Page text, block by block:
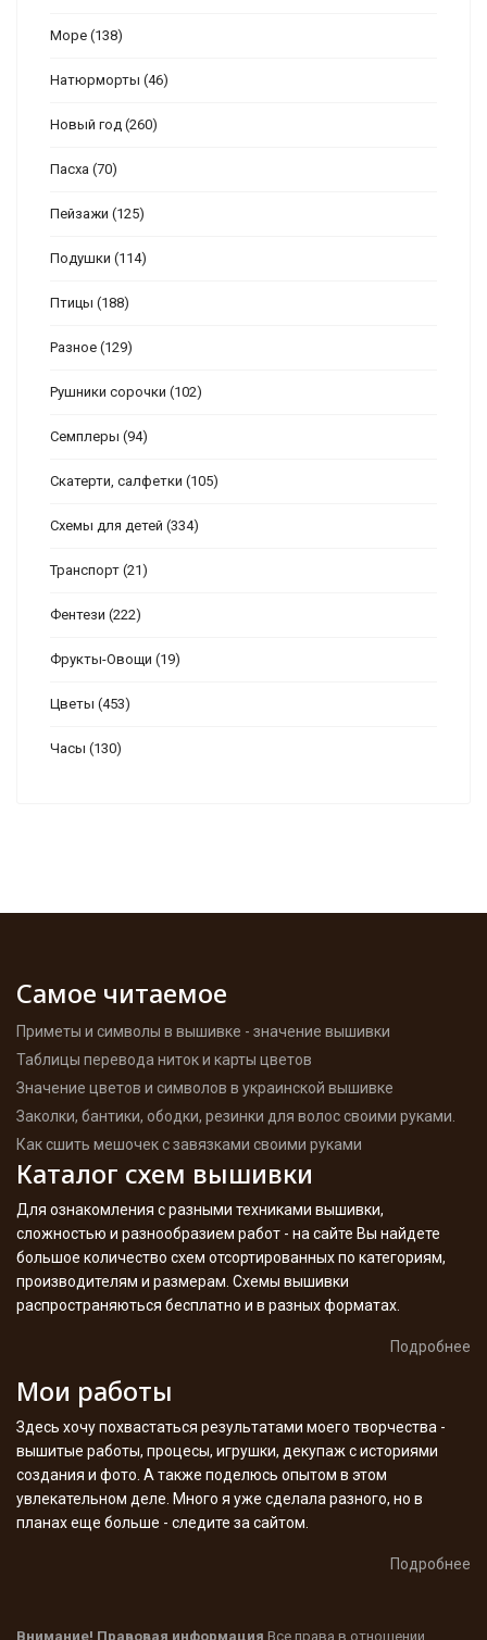
Море (138)
Натюрморты (46)
Новый год (260)
Пасха (70)
Пейзажи (125)
Подушки (114)
Птицы (188)
Разное (129)
Рушники сорочки (102)
Семплеры (94)
Скатерти, салфетки (105)
Схемы для детей (334)
Транспорт (21)
Фентези (222)
Фрукты-Овощи (19)
Цветы (453)
Часы (130)
Самое читаемое
Приметы и символы в вышивке - значение вышивки
Таблицы перевода ниток и карты цветов
Значение цветов и символов в украинской вышивке
Заколки, бантики, ободки, резинки для волос своими руками.
Как сшить мешочек с завязками своими руками
Каталог схем вышивки
Для ознакомления с разными техниками вышивки,
сложностью и разнообразием работ - на сайте Вы найдете
большое количество схем отсортированных по категориям,
производителям и размерам. Схемы вышивки
распространяються бесплатно и в разных форматах.
Подробнее
Мои работы
Здесь хочу похвастаться результатами моего творчества -
вышитые работы, процесы, игрушки, декупаж с историями
создания и фото. А также поделюсь опытом в этом
увлекательном деле. Много я уже сделала разного, но в
планах еще больше - следите за сайтом.
Подробнее
Внимание! Правовая информация Все права в отношении